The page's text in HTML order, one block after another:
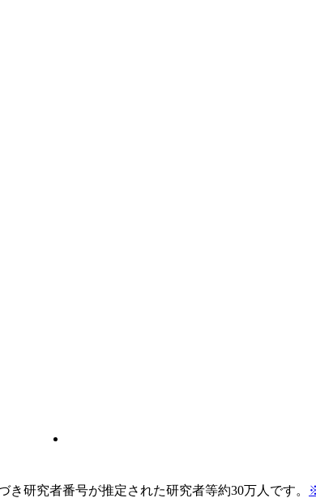
き研究者番号が推定された研究者等約30万人です。